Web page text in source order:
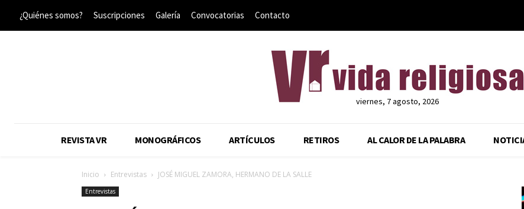
¿Quiénes somos? Suscripciones Galería Convocatorias Contacto
viernes, 7 agosto, 2026
REVISTA VR MONOGRÁFICOS ARTÍCULOS RETIROS AL CALOR DE LA PALABRA
Inicio Entrevistas JOSÉ MIGUEL ZAMORA, HERMANO DE LA SALLE
Entrevistas